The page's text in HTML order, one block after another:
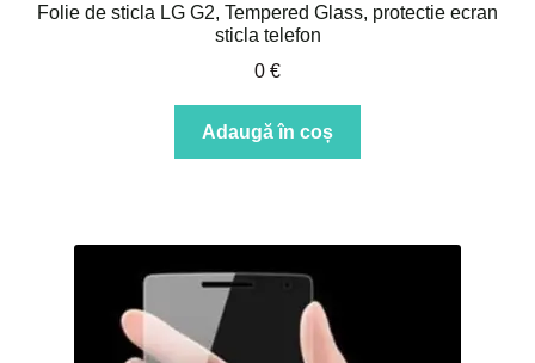
Folie de sticla LG G2, Tempered Glass, protectie ecran
sticla telefon
0 €
Adaugă în coș